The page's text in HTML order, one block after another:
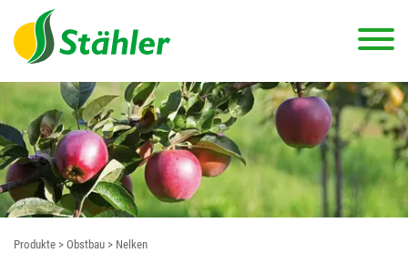
Produkte > Obstbau > Nelken